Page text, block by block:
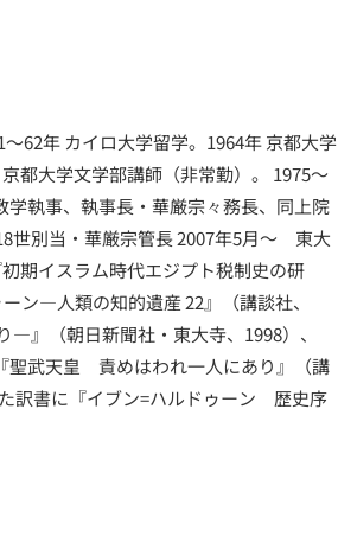
62年 カイロ大学留学。1964年 京都大学
都大学文学部講師（非常勤）。 1975～
執事、執事長・華厳宗々務長、同上院
世別当・華厳宗管長 2007年5月～ 東大
期イスラム時代エジプト税制史の研
ン―人類の知的遺産 22』（講談社、
』（朝日新聞社・東大寺、1998）、
聖武天皇 責めはわれ一人にあり』（講
訳書に『イブン=ハルドゥーン 歴史序